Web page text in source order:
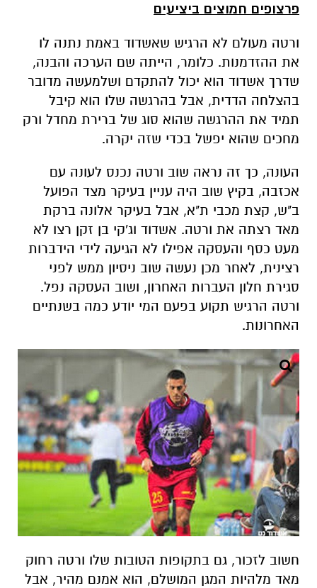
פרצופים חמוצים ביציעים
ורטה מעולם לא הרגיש שאשדוד באמת נתנה לו
את ההזדמנות. כלומר, הייתה שם הערכה והבנה,
שדרך אשדוד הוא יכול להתקדם ושלמעשה מדובר
בהצלחה הדדית, אבל בהרגשה שלו הוא קיבל
תמיד את ההרגשה שהוא סוג של ברירת מחדל ורק
מחכים שהוא יפשל בכדי שזה יקרה.
העונה, כך זה נראה שוב ורטה נכנס לעונה עם
אכזבה, בקיץ שוב היה עניין בעיקר מצד הפועל
ב"ש, קצת מכבי ת"א, אבל בעיקר אלונה ברקת
מאד רצתה את ורטה. אשדוד וג'קי בן זקן רצו לא
מעט כסף והעסקה אפילו לא הגיעה לידי הידברות
רצינית, לאחר מכן נעשה שוב ניסיון ממש לפני
סגירת חלון העברות האחרון, ושוב העסקה נפל.
ורטה הרגיש תקוע בפעם המי יודע כמה בשנתיים
האחרונות.
חשוב לזכור, גם בתקופות הטובות שלו ורטה רחוק
מאד מלהיות המגן המושלם, הוא אמנם מהיר, אבל